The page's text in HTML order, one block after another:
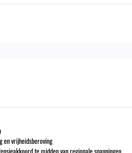
en vrijheidsberoving
te midden van regionale spanningen